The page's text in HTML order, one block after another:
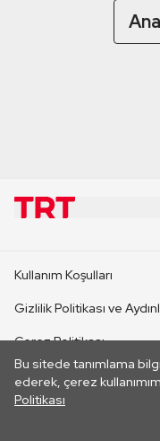
Bu sitede tanımlama
ederek, çerez
Politikası
CANLI YAYINLAR
Kullanım Koşulları
Gizlilik Politikası ve
Çerez Politikası
İletişim
Her hakkı saklıdır.